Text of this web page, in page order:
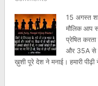
15 अगस्त
मौलिक आप
प्रेषित
और 35A से
ख़ुशी पूरे देश ने मनाई। हमारी